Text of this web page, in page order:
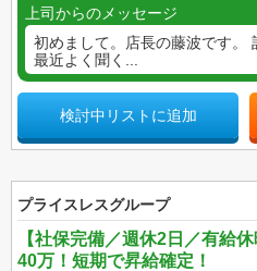
上司からのメッセージ
初めまして。店長の藤波です。
最近よく聞く...
検討中リストに追加
プライスレスグループ
【社保完備／週休2日／有給
40万！短期で昇給確定！